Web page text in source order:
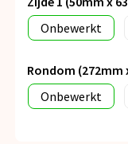
Onbewerkt
Rondom (272mm
Onbewerkt